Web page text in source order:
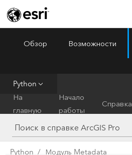
ArcGIS Pro
Обзор Возможности
Python
На
главную
Начало
работы
Справка
Python Модуль Metadata